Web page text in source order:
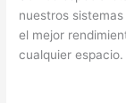
nuestros
el mejor
cualquier espacio.